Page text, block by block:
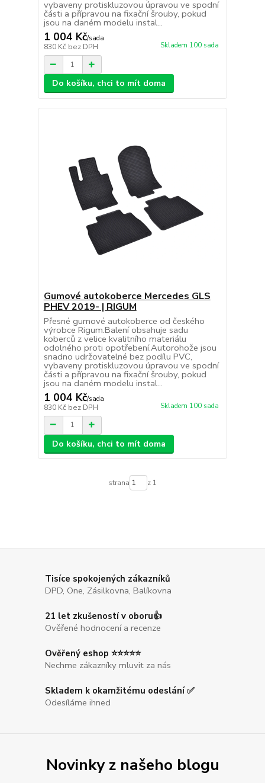
vybaveny protiskluzovou úpravou ve spodní
části a přípravou na fixační šrouby, pokud
jsou na daném modelu instal...
1 004 Kč/sada
830 Kč bez DPH Skladem 100 sada
Do košíku, chci to mít doma
Gumové autokoberce Mercedes GLS
PHEV 2019- | RIGUM
Přesné gumové autokoberce od českého
výrobce Rigum.Balení obsahuje sadu
koberců z velice kvalitního materiálu
odolného proti opotřebení.Autorohože jsou
snadno udržovatelné bez podílu PVC,
vybaveny protiskluzovou úpravou ve spodní
části a přípravou na fixační šrouby, pokud
jsou na daném modelu instal...
1 004 Kč/sada
830 Kč bez DPH Skladem 100 sada
Do košíku, chci to mít doma
strana z 1
Tisíce spokojených zákazníků
DPD, One, Zásilkovna, Balíkovna
21 let zkušeností v oboru👍
Ověřené hodnocení a recenze
Ověřený eshop ⭐⭐⭐⭐⭐
Nechme zákazníky mluvit za nás
Skladem k okamžitému odeslání ✅
Odesíláme ihned
Novinky z našeho blogu